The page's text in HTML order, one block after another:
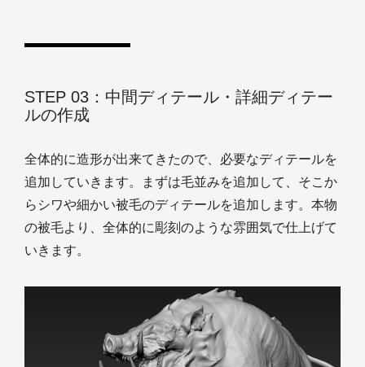
STEP 03：中間ディテール・詳細ディテー
ルの作成
全体的に造形が出来てきたので、必要なディテールを
追加していきます。まずは毛並みを追加して、そこか
らシワや細かい被毛のディテールを追加します。本物
の被毛より、全体的に彫刻のような雰囲気で仕上げて
いきます。